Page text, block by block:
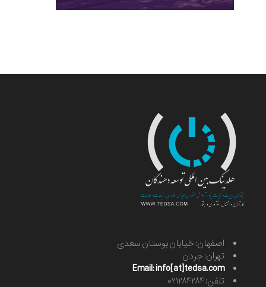
اصفهان: خیابان بوستان سعدی
تهران: جردن
Email: info[at]tedsa.com
تلفن: ۰۲۱۲۸۴۲۸۴